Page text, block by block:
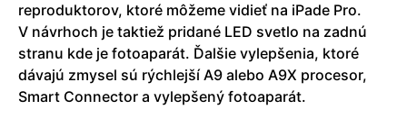
reproduktorov, ktoré môžeme vidieť na iPade Pro.
V návrhoch je taktiež pridané LED svetlo na zadnú
stranu kde je fotoaparát. Ďalšie vylepšenia, ktoré
dávajú zmysel sú rýchlejší A9 alebo A9X procesor,
Smart Connector a vylepšený fotoaparát.